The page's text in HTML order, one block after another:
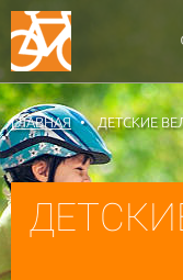
ГЛАВНАЯ ДЕТСКИЕ